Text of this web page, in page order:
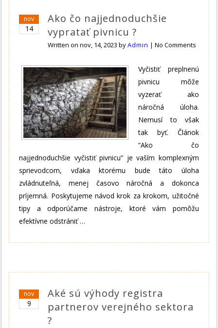
nov
14
Ako čo najjednoduchšie
vypratať pivnicu ?
Written onnov, 14, 2023 byAdmin |No Comments
Vyčistiť preplnenú
pivnicu môže
vyzerať ako
náročná úloha.
Nemusí to však
tak byť. Článok
“Ako čo
najjednoduchšie vyčistiť pivnicu” je vaším komplexným
sprievodcom, vďaka ktorému bude táto úloha
zvládnuteľná, menej časovo náročná a dokonca
príjemná. Poskytujeme návod krok za krokom, užitočné
tipy a odporúčame nástroje, ktoré vám pomôžu
efektívne odstrániť …
nov
9
Aké sú výhody registra
partnerov verejného sektora
?